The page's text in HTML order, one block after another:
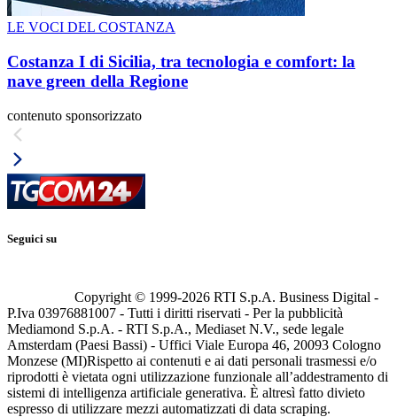
LE VOCI DEL COSTANZA
Costanza I di Sicilia, tra tecnologia e comfort: la
nave green della Regione
contenuto sponsorizzato
Seguici su
Copyright © 1999-2026 RTI S.p.A. Business Digital -
P.Iva 03976881007 - Tutti i diritti riservati - Per la pubblicità
Mediamond S.p.A. - RTI S.p.A., Mediaset N.V., sede legale
Amsterdam (Paesi Bassi) - Uffici Viale Europa 46, 20093 Cologno
Monzese (MI)Rispetto ai contenuti e ai dati personali trasmessi e/o
riprodotti è vietata ogni utilizzazione funzionale all’addestramento di
sistemi di intelligenza artificiale generativa. È altresì fatto divieto
espresso di utilizzare mezzi automatizzati di data scraping.